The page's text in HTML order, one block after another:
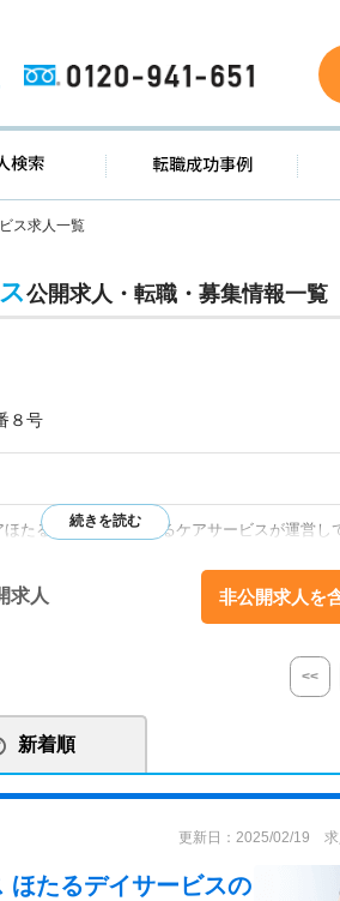
0120-941-
求人検索 転職
ス求人一覧
公開求人・転職・募集情報一覧
８号
たるは有限会社ほたるケアサービスが運営し
求人 非公開求人を
<<
新着順
更新日：2025/02/19 求
ほたるデイサービスの